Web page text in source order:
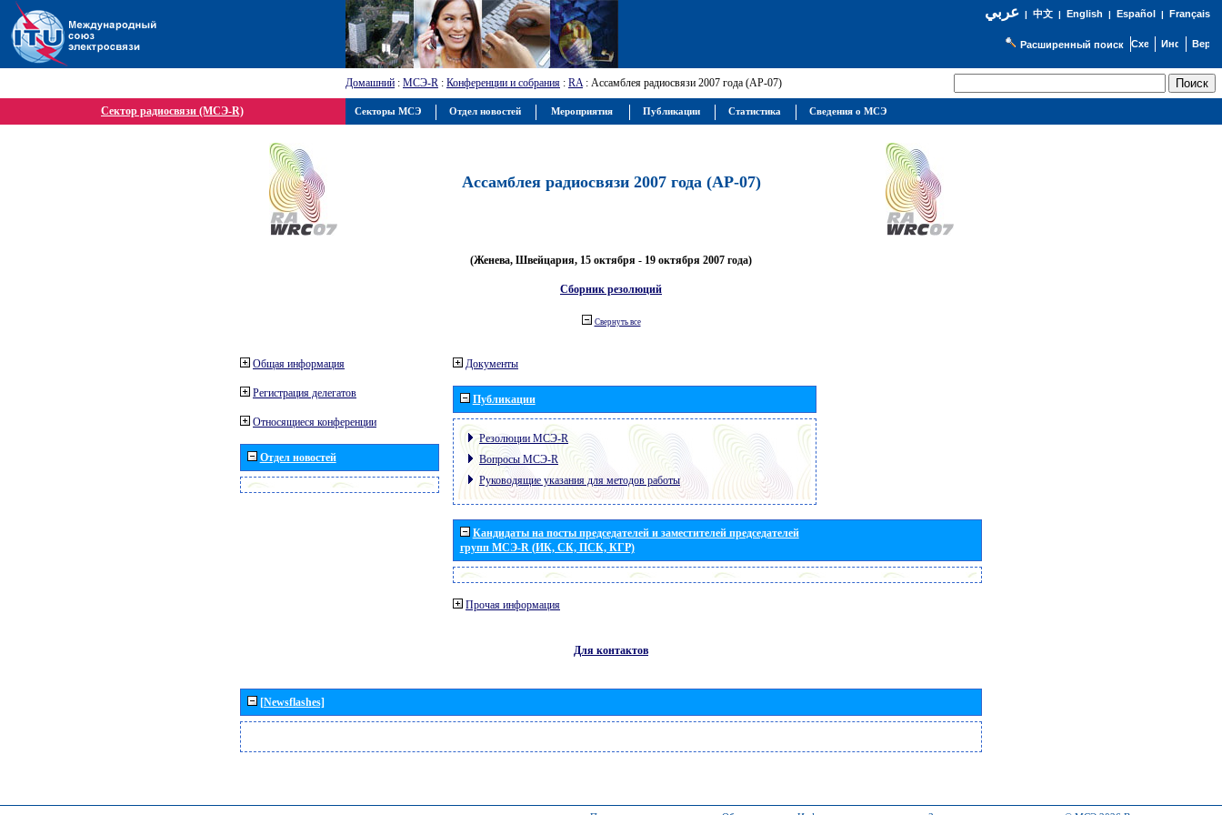
عربي| 中文| English | Español | Français
Расширенный поиск
Домашний : МСЭ-R : Конференции и собрания : RA: Ассамблея радиосвязи 2007 года (АР-07)
Сектор радиосвязи (МСЭ-R)
Ассамблея радиосвязи 2007 года (АР-07)
(Женева, Швейцария, 15 октября - 19 октября 2007 года)
Сборник резолюций
Свернуть все
Общая информация
Регистрация делегатов
Относящиеся конференции
Отдел новостей
Документы
Публикации
Резолюции МСЭ-R
Вопросы МСЭ-R
Руководящие указания для методов работы
Кандидаты на посты председателей и заместителей председателей
групп МСЭ-R (ИК, СК, ПСК, КГР)
Прочая информация
Для контактов
[Newsflashes]
Секторы МСЭ Отдел новостей Мероприятия Публикации Статистика Сведения о МСЭ